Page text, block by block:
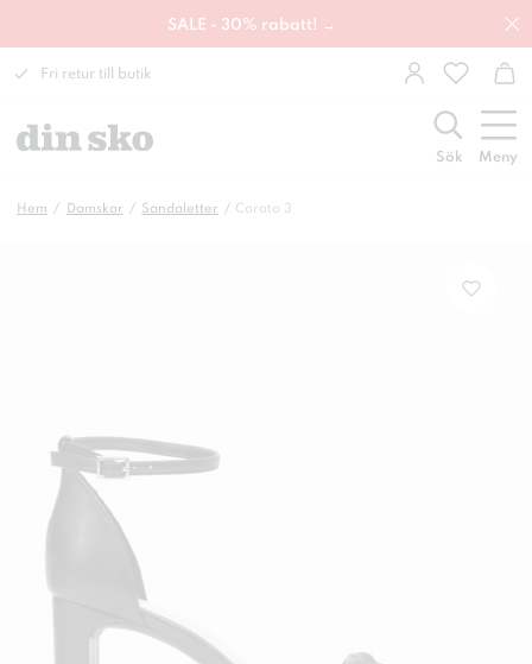
SALE - 30% rabatt! →
Fri retur till butik
Sök Meny
Hem Damskor Sandaletter Corato 3